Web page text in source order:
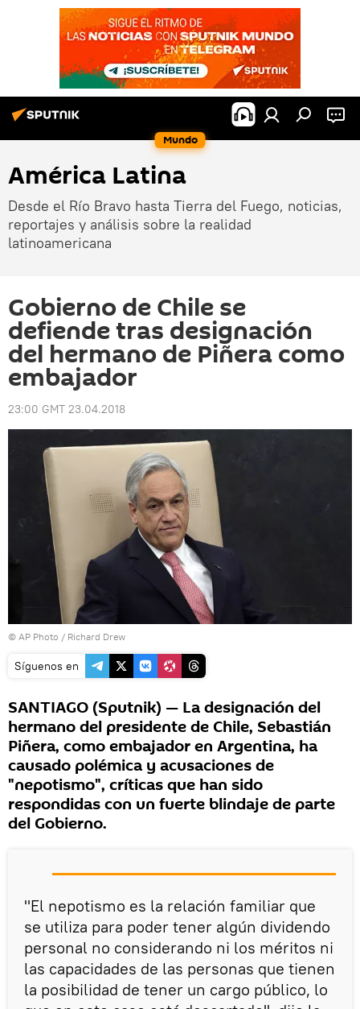
Mundo
América Latina
Desde el Río Bravo hasta Tierra del Fuego, noticias,
reportajes y análisis sobre la realidad
latinoamericana
Gobierno de Chile se
defiende tras designación
del hermano de Piñera como
embajador
23:00 GMT 23.04.2018
© AP Photo / Richard Drew
Síguenos en
SANTIAGO (Sputnik) — La designación del
hermano del presidente de Chile, Sebastián
Piñera, como embajador en Argentina, ha
causado polémica y acusaciones de
"nepotismo", críticas que han sido
respondidas con un fuerte blindaje de parte
del Gobierno.
"El nepotismo es la relación familiar que
se utiliza para poder tener algún dividendo
personal no considerando ni los méritos ni
las capacidades de las personas que tienen
la posibilidad de tener un cargo público, lo